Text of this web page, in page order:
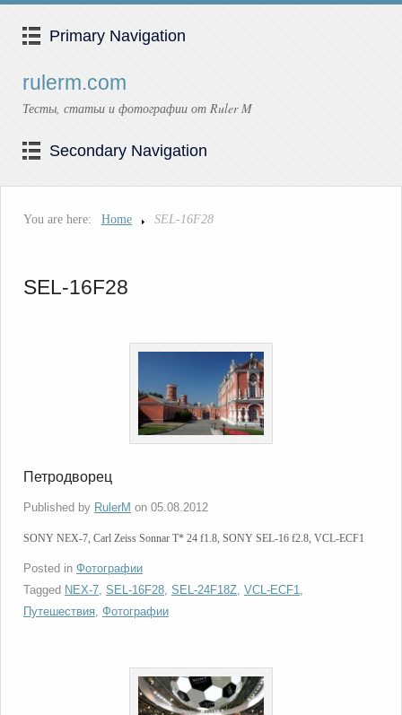
Primary Navigation
rulerm.com
Тесты, статьи и фотографии от Ruler M
Secondary Navigation
You are here: Home SEL-16F28
SEL-16F28
Петродворец
Published by RulerM on 05.08.2012
SONY NEX-7, Carl Zeiss Sonnar T* 24 f1.8, SONY SEL-16 f2.8, VCL-ECF1
Posted in Фотографии
Tagged NEX-7, SEL-16F28, SEL-24F18Z, VCL-ECF1,
Путешествия, Фотографии